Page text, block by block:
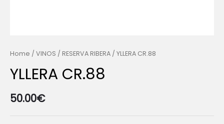
Home / VINOS / RESERVA RIBERA / YLLERA CR.88
YLLERA CR.88
50.00€